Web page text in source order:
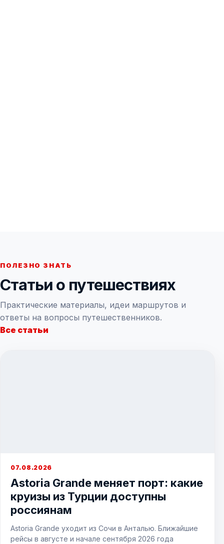
ПОЛЕЗНО ЗНАТЬ
Статьи о путешествиях
Практические материалы, идеи маршрутов и
ответы на вопросы путешественников.
Все статьи
07.08.2026
Astoria Grande меняет порт: какие
круизы из Турции доступны
россиянам
Astoria Grande уходит из Сочи в Анталью. Ближайшие
рейсы в августе и начале сентября 2026 года